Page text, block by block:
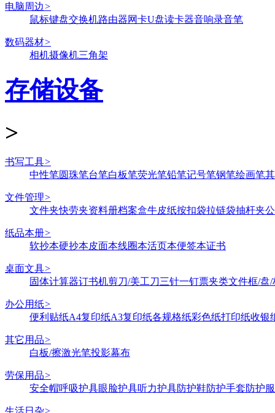
电脑周边>
鼠标键盘交换机路由器网卡U盘读卡器音响录音笔
数码器材>
相机摄像机三角架
存储设备
>
书写工具>
中性笔圆珠笔台笔白板笔荧光笔铅笔记号笔钢笔绘画笔
文件管理>
文件夹快劳夹资料册档案盒牛皮纸按扣袋拉链袋抽杆夹
纸品本册>
软抄本硬抄本皮面本线圈本活页本便签本证书
桌面文具>
固体计算器订书机剪刀/美工刀三针一钉票夹类文件框/盘/
办公用纸>
便利贴纸A4复印纸A3复印纸各规格纸彩色纸打印纸收银
其它用品>
白板/擦激光笔投影幕布
劳保用品>
安全帽呼吸护具眼脸护具听力护具防护鞋防护手套防护服
生活日杂>